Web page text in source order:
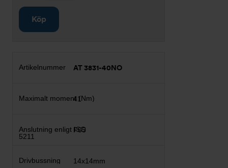
Köp
AT 3831-40NO
41
F05
14x14mm